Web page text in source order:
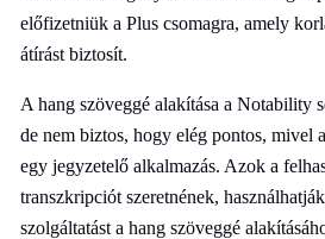
előfizetniük a Plus csomagra, amely
átírást biztosít.
A hang szöveggé alakítása a Notability
de nem biztos, hogy elég pontos, mivel
egy jegyzetelő alkalmazás. Azok a
transzkripciót szeretnének,
szolgáltatást a hang szöveggé